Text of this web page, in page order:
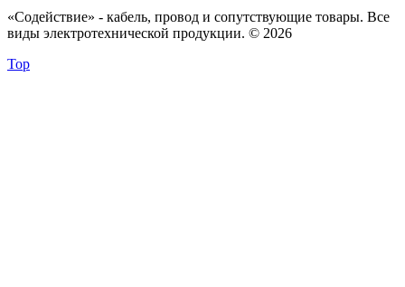
«Содействие» - кабель, провод и сопутствующие товары. Все
виды электротехнической продукции. © 2026
Top